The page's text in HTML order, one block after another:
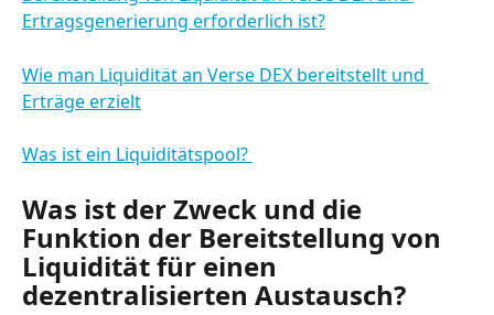
Ertragsgenerierung erforderlich ist?
Wie man Liquidität an Verse DEX bereitstellt und
Erträge erzielt
Was ist ein Liquiditätspool?
Was ist der Zweck und die
Funktion der Bereitstellung von
Liquidität für einen
dezentralisierten Austausch?